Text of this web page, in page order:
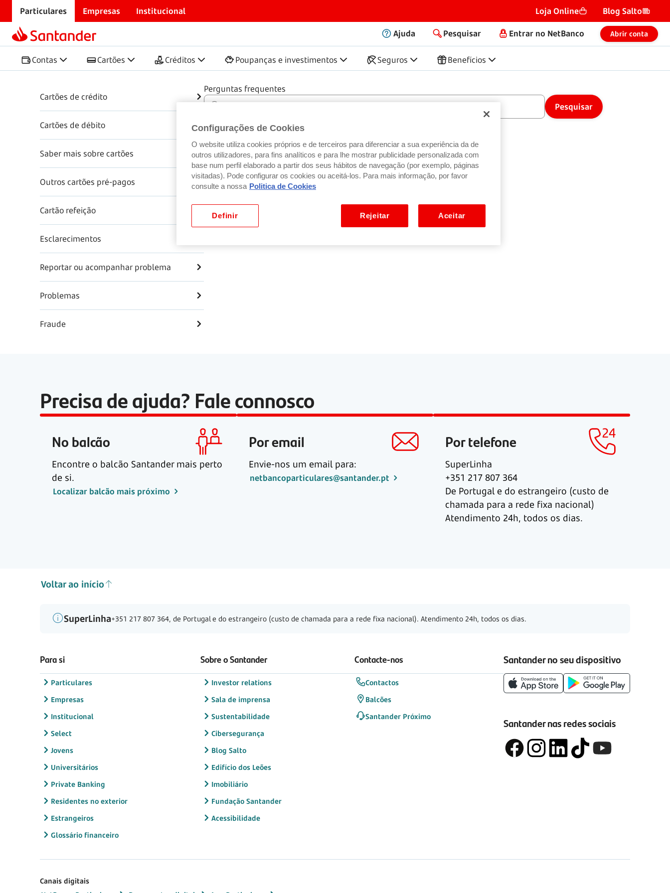
Particulares Empresas Institucional Loja Online Blog Salto
Ajuda Pesquisar Entrar no NetBanco Abrir conta
Contas Cartões Créditos Poupanças e investimentos Seguros Benefícios
Início Centro de Ajuda Cartões
Cartões
Perguntas frequentes
Cartões de crédito
Cartões de débito
Saber mais sobre cartões
Outros cartões pré-pagos
Cartão refeição
Esclarecimentos
Reportar ou acompanhar problema
Problemas
Fraude
Precisa de ajuda? Fale connosco
No balcão
Encontre o balcão Santander mais perto
de si.
Localizar balcão mais próximo
Por email
Envie-nos um email para:
netbancoparticulares@santander.pt
Por telefone
SuperLinha
+351 217 807 364
De Portugal e do estrangeiro (custo de
chamada para a rede fixa nacional)
Atendimento 24h, todos os dias.
Voltar ao início
SuperLinha+351 217 807 364, de Portugal e do estrangeiro (custo de chamada para a rede fixa nacional). Atendimento 24h, todos os dias.
Para si
Particulares
Empresas
Institucional
Select
Jovens
Universitários
Private Banking
Residentes no exterior
Estrangeiros
Glossário financeiro
Sobre o Santander
Investor relations
Sala de imprensa
Sustentabilidade
Cibersegurança
Blog Salto
Edifício dos Leões
Imobiliário
Fundação Santander
Acessibilidade
Contacte-nos
Contactos
Balcões
Santander Próximo
Santander no seu dispositivo
Santander nas redes sociais
Canais digitais
Configurações de Cookies
O website utiliza cookies próprios e de terceiros para diferenciar a sua experiência da de
outros utilizadores, para fins analíticos e para lhe mostrar publicidade personalizada com
base num perfil elaborado a partir dos seus hábitos de navegação (por exemplo, páginas
visitadas). Pode configurar os cookies ou aceitá-los. Para mais informação, por favor
consulte a nossa Politica de Cookies
Definir Rejeitar Aceitar